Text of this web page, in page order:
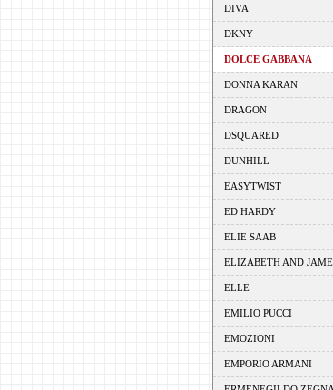
DIVA
DKNY
DOLCE GABBANA
DONNA KARAN
DRAGON
DSQUARED
DUNHILL
EASYTWIST
ED HARDY
ELIE SAAB
ELIZABETH AND
ELLE
EMILIO PUCCI
EMOZIONI
EMPORIO ARMANI